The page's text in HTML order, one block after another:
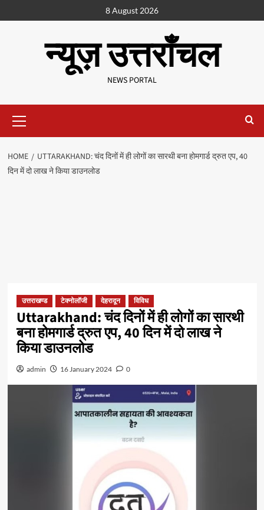
8 August 2026
न्यूज़ उत्तराँचल
NEWS PORTAL
HOME
UTTARAKHAND: चंद दिनों में ही लोगों का सारथी बना होमगार्ड द्रुत एप, 40
दिन में दो लाख ने किया डाउनलोड
उत्तराखण्ड टेक्नोलॉजी देहरादून विविध
Uttarakhand: चंद दिनों में ही लोगों का सारथी
बना होमगार्ड द्रुत एप, 40 दिन में दो लाख ने
किया डाउनलोड
admin 16 January 2024 0